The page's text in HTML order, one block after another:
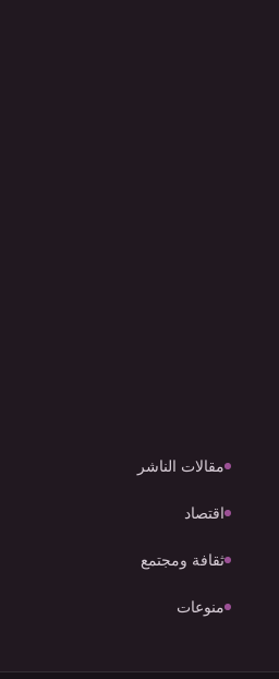
مقالات الناشر
اقتصاد
ثقافة ومجتمع
منوعات